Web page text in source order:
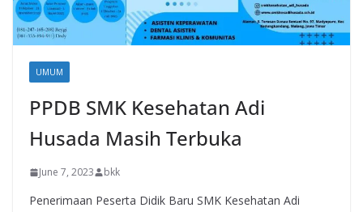
UMUM
PPDB SMK Kesehatan Adi
Husada Masih Terbuka
June 7, 2023 bkk
Penerimaan Peserta Didik Baru SMK Kesehatan Adi